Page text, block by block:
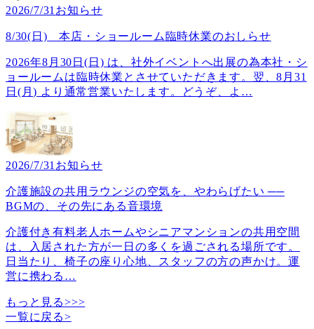
2026/7/31 お知らせ
8/30(日) 本店・ショールーム臨時休業のおしらせ
2026年8月30日(日) は、社外イベントへ出展の為本社・シ
ョールームは臨時休業とさせていただきます。翌、8月31
日(月) より通常営業いたします。どうぞ、よ …
2026/7/31 お知らせ
介護施設の共用ラウンジの空気を、やわらげたい ──
BGMの、その先にある音環境
介護付き有料老人ホームやシニアマンションの共用空間
は、入居された方が一日の多くを過ごされる場所です。
日当たり、椅子の座り心地、スタッフの方の声かけ。運
営に携わる …
もっと見る>>>
一覧に戻る>